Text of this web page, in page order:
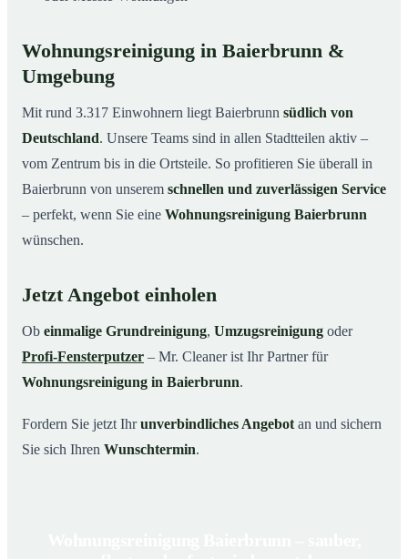
Wohnungsreinigung in Baierbrunn &
Umgebung
Mit rund 3.317 Einwohnern liegt Baierbrunn südlich von
Deutschland. Unsere Teams sind in allen Stadtteilen aktiv –
vom Zentrum bis in die Ortsteile. So profitieren Sie überall in
Baierbrunn von unserem schnellen und zuverlässigen Service
– perfekt, wenn Sie eine Wohnungsreinigung Baierbrunn
wünschen.
Jetzt Angebot einholen
Ob einmalige Grundreinigung, Umzugsreinigung oder
Profi-Fensterputzer – Mr. Cleaner ist Ihr Partner für
Wohnungsreinigung in Baierbrunn.
Fordern Sie jetzt Ihrunverbindliches Angebot an und sichern
Sie sich Ihren Wunschtermin.